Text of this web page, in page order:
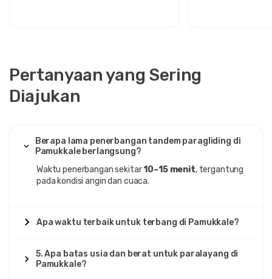
Pertanyaan yang Sering
Diajukan
Berapa lama penerbangan tandem paragliding di
Pamukkale berlangsung?
Waktu penerbangan sekitar10–15 menit, tergantung
pada kondisi angin dan cuaca.
Apa waktu terbaik untuk terbang di Pamukkale?
5. Apa batas usia dan berat untuk paralayang di
Pamukkale?